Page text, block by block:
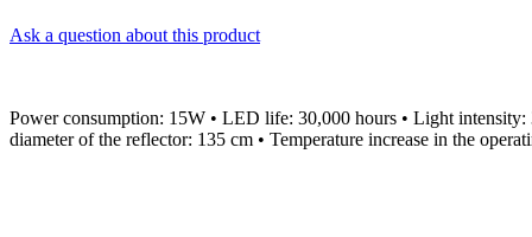
Ask a question about this product
Power consumption: 15W • LED life: 30,000 hours • Light
diameter of the reflector: 135 cm • Temperature increase in the